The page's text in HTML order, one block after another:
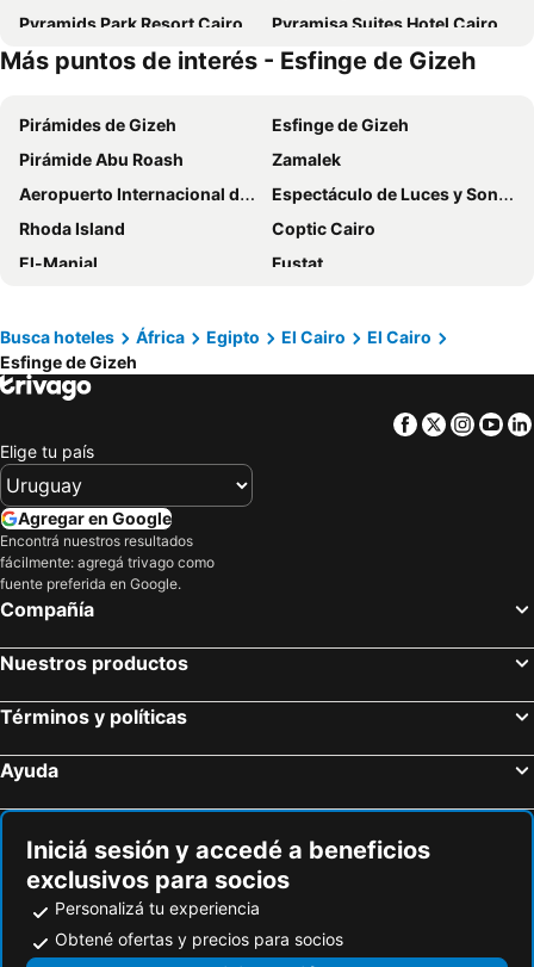
Pyramids Park Resort Cairo
Pyramisa Suites Hotel Cairo
Barceló Cairo Pyramids
Grand Pyramids Hotel
Downtown Antique Hotel
Cairo World Trade Center Hotel & Residences
New Panorama Hotel
Giza Capital Hotel
Mar Charbel Hotel Cairo
Pyramids Valley Boutique Hotel
3 Pyramids View Inn
garden pyramid view
Top pyramids hotel
Más puntos de interés - Esfinge de Gizeh
Pirámides de Gizeh
Esfinge de Gizeh
Pirámide Abu Roash
Zamalek
Aeropuerto Internacional de El Cairo
Espectáculo de Luces y Sonido en las Pirámides
Rhoda Island
Coptic Cairo
El-Manial
Fustat
Garden City
Maadi
Midan Tahrir
Egyptian Museum
Boulaq
Pirámide de Meidum
Museo Real de Joyas
Rod El Farag
Aeropuerto de Borg El Arab
Muizz Street
Zeitoun
Stanley Bridge
Busca hoteles África Egipto El Cairo
El Cairo
Esfinge de Gizeh
Facebook
Twitter
Elige tu país
Agregar en Google
Encontrá nuestros resultados
fácilmente: agregá trivago como
fuente preferida en Google.
Compañía
Nuestros productos
Términos y políticas
Ayuda
Iniciá sesión y accedé a beneficios
exclusivos para socios
Personalizá tu experiencia
Obtené ofertas y precios para socios